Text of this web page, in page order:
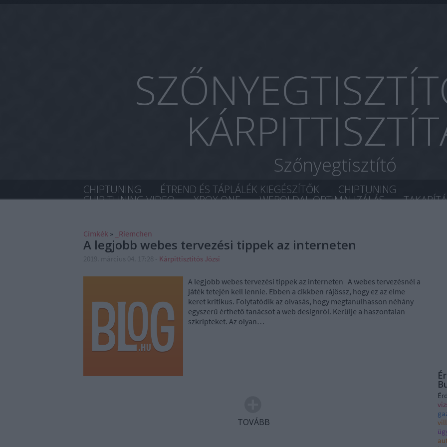
Szőnyegtisztító
CHIPTUNING ÉTREND ÉS TÁPLÁLÉK KIEGÉSZÍTŐK CHIPTUNING
CHIP TUNING VIDEO XBOX ONE WEBOLDAL OPTIMALIZÁLÁS
Címkék » _Riemchen
A legjobb webes tervezési tippek az interneten
Kárpittisztítós Józsi
A legjobb webes tervezési tippek az interneten A webes tervezésnél a
játék tetején kell lennie. Ebben a cikkben rájössz, hogy ez az elme
keret kritikus. Folytatódik az olvasás, hogy megtanulhasson néhány
egyszerű érthető tanácsot a web designról. Kerülje a haszontalan
szkripteket. Az olyan…
TOVÁBB